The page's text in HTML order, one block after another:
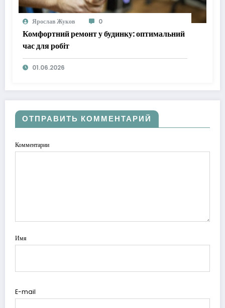
Ярослав Жуков 0
Комфортний ремонт у будинку: оптимальний
час для робіт
01.06.2026
ОТПРАВИТЬ КОММЕНТАРИЙ
Комментарии
Имя
E-mail